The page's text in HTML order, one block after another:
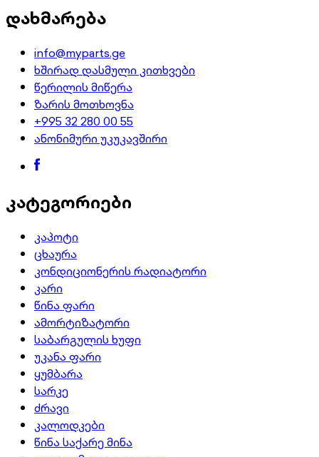
დახმარება
info@myparts.ge
ხშირად დასმული კითხვები
წერილის მიწერა
ზარის მოთხოვნა
+995 32 280 00 55
ანონიმური უკუკავშირი
კატეგორიები
კაპოტი
ცხაურა
კონდიციონერის რადიატორი
კარი
წინა ფარი
ამორტიზატორი
საბარგულის ხუფი
უკანა ფარი
ყუმბარა
სარკე
ძრავი
კალოდკები
წინა საქარე მინა